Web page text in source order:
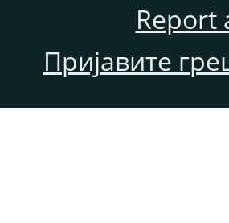
Report
Пријавите